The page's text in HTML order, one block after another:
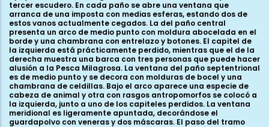
tercer escudero. En cada paño se abre una ventana que
arranca de una imposta con medias esferas, estando dos de
estos vanos actualmente cegados. La del paño central
presenta un arco de medio punto con moldura abocelada en el
borde y una chambrana con entrelazo y botones. El capitel de
la izquierda está prácticamente perdido, mientras que el de la
derecha muestra una barca con tres personas que puede hacer
alusión a la Pesca Milagrosa. La ventana del paño septentrional
es de medio punto y se decora con molduras de bocel y una
chambrana de celdillas. Bajo el arco aparece una especie de
cabeza de animal y otra con rasgos antropomorfos se colocó a
la izquierda, junto a uno de los capiteles perdidos. La ventana
meridional es ligeramente apuntada, decorándose el
guardapolvo con veneras y dos máscaras. El paso del tramo